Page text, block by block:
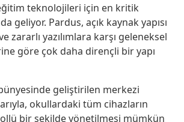
teknolojileri için en kritik
geliyor. Pardus, açık kaynak yapısı
zararlı yazılımlara karşı geleneksel
göre çok daha dirençli bir yapı
bünyesinde geliştirilen merkezi
okullardaki tüm cihazların
bir şekilde yönetilmesi mümkün